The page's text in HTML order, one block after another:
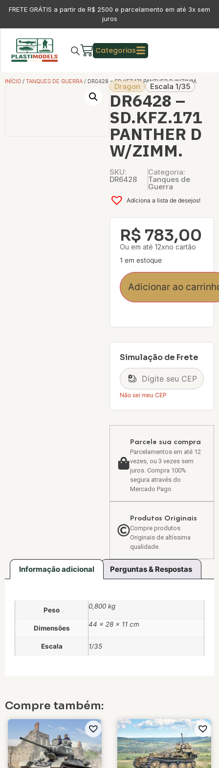
FRETE GRÁTIS a partir de R$ 2500 e parcelamento em até 3x sem
juros
Categorias
INÍCIO / TANQUES DE GUERRA / DR6428 – SD.KFZ.171 PANTHER D W/ZIMM.
Dragon Escala 1/35
DR6428 –
SD.KFZ.171
PANTHER D
W/ZIMM.
SKU:
DR6428
Categoria:
Tanques de
Guerra
Adiciona a lista de desejos!
R$ 783,00
Ou em até 12xno cartão
1 em estoque
Adicionar ao
Simulação de Frete
Não sei meu CEP
Parcele sua compra
Parcelamentos em até 12
vezes, ou 3 vezes sem
juros. Compra 100%
segura através do
Mercado Pago
Produtos Originais
Compre produtos
Originais de altíssima
qualidade.
Informação adicional Perguntas & Respostas
Peso 0,800 kg
Dimensões 44 × 28 × 11 cm
Escala 1/35
Compre também: